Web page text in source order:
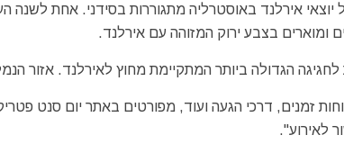
יוצאי אירלנד באוסטרליה מתגוררות בסידני. אחת לשנה
ומוארים בצבע ירוק המזוהה עם אירלנד.
הגדולה ביותר המתקיימת מחוץ לאירלנד. אזור
זמנים, דרכי הגעה ועוד, מפורטים באתר יום סנט
לאירוע".